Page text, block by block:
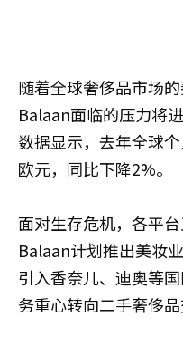
随着全球奢侈品市场
Balaan面临的压力将
数据显示，去年全球
欧元，同比下降2%。
面对生存危机，各平
Balaan计划推出美妆
引入香奈儿、迪奥等
务重心转向二手奢侈品